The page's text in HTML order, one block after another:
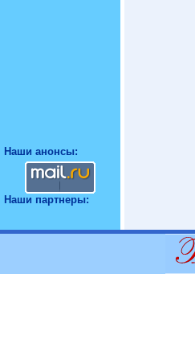
Наши анонсы:
Наши партнеры: